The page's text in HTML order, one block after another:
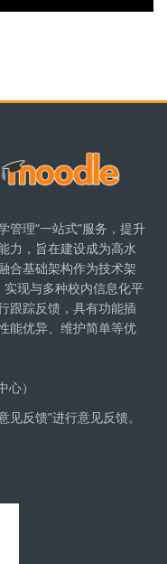
管理“一站式”服务，提升
力，旨在建设成为高水
合基础架构作为技术架
现与多种校内信息化平
跟踪反馈，具有功能插
能优异、维护简单等优
心）
见反馈”进行意见反馈。